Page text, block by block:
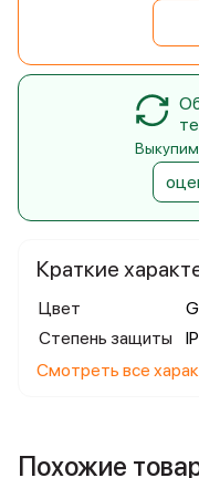
Краткие
Цвет
Степень защиты
Смотреть все
Похожие